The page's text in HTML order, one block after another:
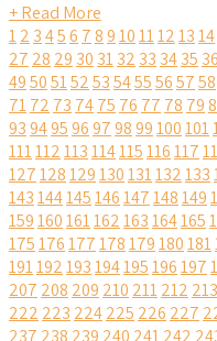
+ Read More
12 3456 7891011121314
27 28 29 30 3132 33 3435 36
49505152535455565758
7172 73 7475 76 77 78 79
93949596979899100101
111112113114115116117
127128129130131132133
143144145146147148149
159160161162163164165
175176177178179180181
191192193194195196197
207 208 209 210 211212 213
222 223 224225 226 227